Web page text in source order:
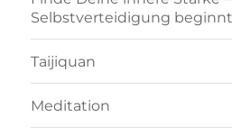
Selbstverteidigung
Taijiquan
Meditation